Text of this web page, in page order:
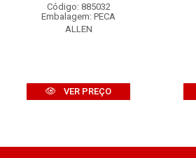
Código: 885032
Embalagem: PECA
ALLEN
VER PREÇO